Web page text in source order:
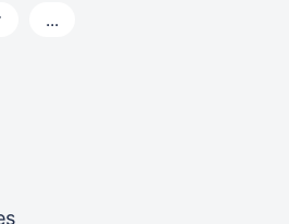
...